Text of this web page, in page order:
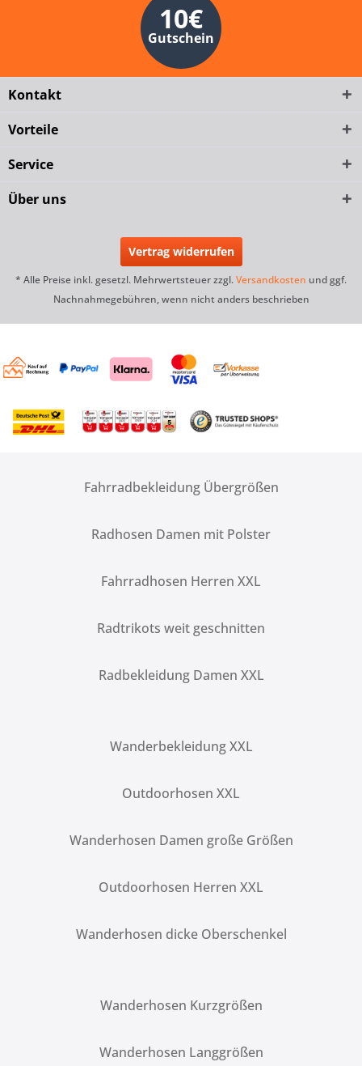
10€
Gutschein
Kontakt
Vorteile
Service
Über uns
Vertrag widerrufen
* Alle Preise inkl. gesetzl. Mehrwertsteuer zzgl.Versandkosten und ggf.
Nachnahmegebühren, wenn nicht anders beschrieben
Fahrradbekleidung Übergrößen
Radhosen Damen mit Polster
Fahrradhosen Herren XXL
Radtrikots weit geschnitten
Radbekleidung Damen XXL
Wanderbekleidung XXL
Outdoorhosen XXL
Wanderhosen Damen große Größen
Outdoorhosen Herren XXL
Wanderhosen dicke Oberschenkel
Wanderhosen Kurzgrößen
Wanderhosen Langgrößen